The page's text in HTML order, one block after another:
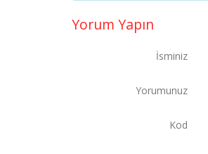
Yorum Yapın
İsminiz
Yorumunuz
Kod